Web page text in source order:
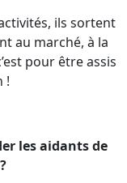
ils sortent
au marché, à la
pour être assis
!
les aidants de